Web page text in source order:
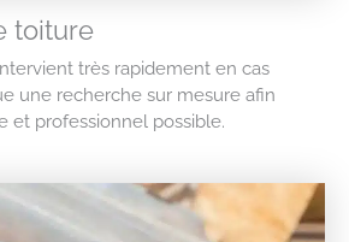
toiture
très rapidement en cas
une recherche sur mesure afin
et professionnel possible.